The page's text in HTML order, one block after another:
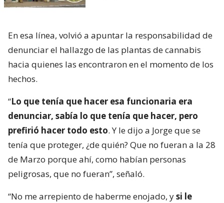
En esa línea, volvió a apuntar la responsabilidad de
denunciar el hallazgo de las plantas de cannabis
hacia quienes las encontraron en el momento de los
hechos.
“Lo que tenía que hacer esa funcionaria era
denunciar, sabía lo que tenía que hacer, pero
prefirió hacer todo esto. Y le dijo a Jorge que se
tenía que proteger, ¿de quién? Que no fueran a la 28
de Marzo porque ahí, como habían personas
peligrosas, que no fueran”, señaló.
“No me arrepiento de haberme enojado, ysi le